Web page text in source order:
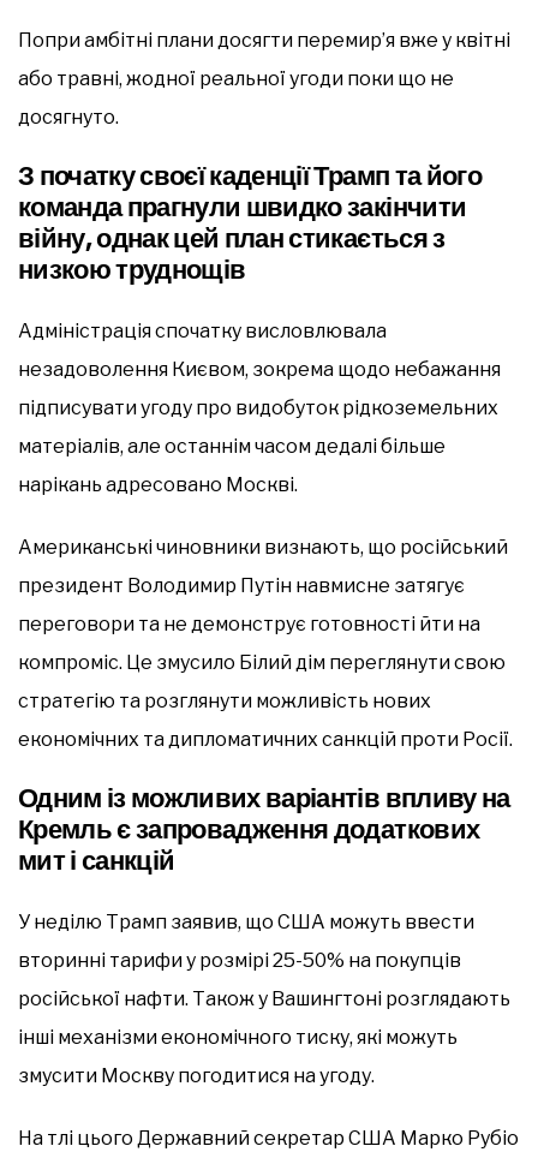
Попри амбітні плани досягти перемир’я вже у квітні
або травні, жодної реальної угоди поки що не
досягнуто.
З початку своєї каденції Трамп та його
команда прагнули швидко закінчити
війну, однак цей план стикається з
низкою труднощів
Адміністрація спочатку висловлювала
незадоволення Києвом, зокрема щодо небажання
підписувати угоду про видобуток рідкоземельних
матеріалів, але останнім часом дедалі більше
нарікань адресовано Москві.
Американські чиновники визнають, що російський
президент Володимир Путін навмисне затягує
переговори та не демонструє готовності йти на
компроміс. Це змусило Білий дім переглянути свою
стратегію та розглянути можливість нових
економічних та дипломатичних санкцій проти Росії.
Одним із можливих варіантів впливу на
Кремль є запровадження додаткових
мит і санкцій
У неділю Трамп заявив, що США можуть ввести
вторинні тарифи у розмірі 25-50% на покупців
російської нафти. Також у Вашингтоні розглядають
інші механізми економічного тиску, які можуть
змусити Москву погодитися на угоду.
На тлі цього Державний секретар США Марко Рубіо